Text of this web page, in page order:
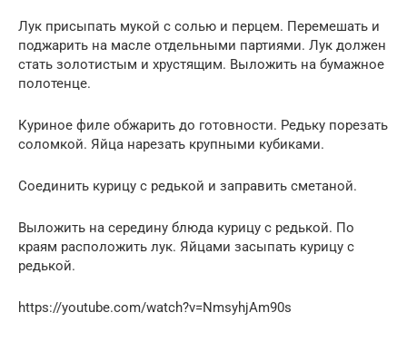
Лук присыпать мукой с солью и перцем. Перемешать и
поджарить на масле отдельными партиями. Лук должен
стать золотистым и хрустящим. Выложить на бумажное
полотенце.
Куриное филе обжарить до готовности. Редьку порезать
соломкой. Яйца нарезать крупными кубиками.
Соединить курицу с редькой и заправить сметаной.
Выложить на середину блюда курицу с редькой. По
краям расположить лук. Яйцами засыпать курицу с
редькой.
https://youtube.com/watch?v=NmsyhjAm90s